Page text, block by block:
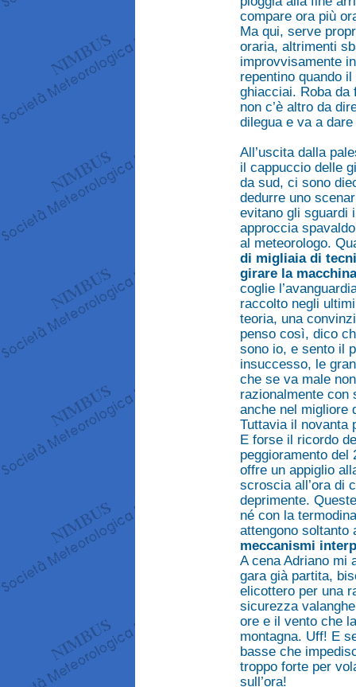
compare ora più
Ma qui, serve
oraria, altrimenti
improvvisamente
repentino quando
ghiacciai. Roba da
non c’è altro da
dilegua e va a
All’uscita dalla
il cappuccio delle
da sud, ci sono
dedurre uno
evitano gli sguardi
approccia
al meteorologo.
di migliaia di
girare la
coglie
raccolto negli
teoria, una
penso così, dico
sono io, e sento il
insuccesso, le
che se va male
razionalmente con
anche nel migliore
Tuttavia il novanta
E forse il ricordo
peggioramento del
offre un appiglio
scroscia all’ora di
deprimente.
né con la
attengono
meccanismi
A cena Adriano mi
gara già partita,
elicottero per una
sicurezza
ore e il vento che
montagna. Uff! E
basse che
troppo forte per
sull’ora!